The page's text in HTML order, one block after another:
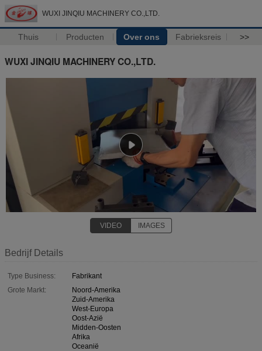
WUXI JINQIU MACHINERY CO.,LTD.
Thuis Producten Over ons Fabrieksreis >>
WUXI JINQIU MACHINERY CO.,LTD.
VIDEO IMAGES
Bedrijf Details
Type Business:
Fabrikant
Grote Markt:
Noord-Amerika
Zuid-Amerika
West-Europa
Oost-Azië
Midden-Oosten
Afrika
Oceanië